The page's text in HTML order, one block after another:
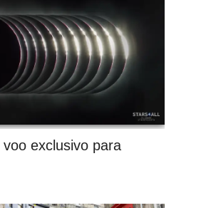
exclusivo para